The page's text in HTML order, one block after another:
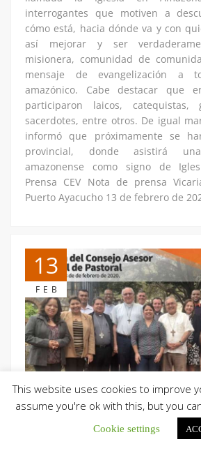
interrogantes que motiven a
cómo está, hacia dónde va y con
así mejorar y ser
misionera, comunidad de
mensaje de evangelización a
amazónico. Cabe destacar que
participaron laicos, catequistas,
sacerdotes, entre otros. De igual
informó que próximamente se
provincial, donde asistirá una
amazonense como signo de
Prensa CEV Nota de prensa
Puerto Ayacucho 13 de febrero de
13
FEB
This website uses cookies to improve
assume you're ok with this, but you
Cookie settings